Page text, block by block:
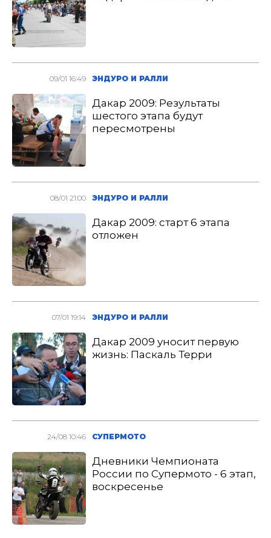
09/01 16:49 ЭНДУРО И РАЛЛИ
Дакар 2009: Результаты
шестого этапа будут
пересмотрены
08/01 21:00 ЭНДУРО И РАЛЛИ
Дакар 2009: старт 6 этапа
отложен
07/01 19:14 ЭНДУРО И РАЛЛИ
Дакар 2009 уносит первую
жизнь: Паскаль Терри
24/08 10:46 СУПЕРМОТО
Дневники Чемпионата
России по Супермото - 6 этап,
воскресенье